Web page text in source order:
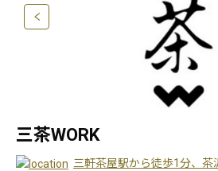
三茶WORK
三軒茶屋駅から徒歩1分、茶沢通